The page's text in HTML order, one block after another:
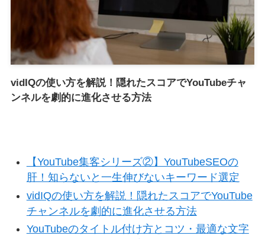
vidIQの使い方を解説！隠れたスコアでYouTubeチャ
ンネルを劇的に進化させる方法
【YouTube集客シリーズ②】YouTubeSEOの
肝！知らないと一生伸びないキーワード選定
vidIQの使い方を解説！隠れたスコアでYouTube
チャンネルを劇的に進化させる方法
YouTubeのタイトル付け方とコツ・最適な文字